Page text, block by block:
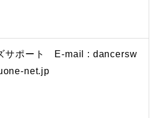
サポート E-mail : dancersw
net.jp